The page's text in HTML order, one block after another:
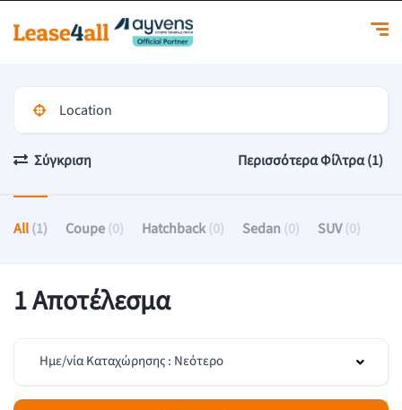
Σύγκριση Περισσότερα Φίλτρα (1)
All(1) Coupe (0) Hatchback(0) Sedan (0) SUV(0)
1 Αποτέλεσμα
Ημε/νία Καταχώρησης : Νεότερο